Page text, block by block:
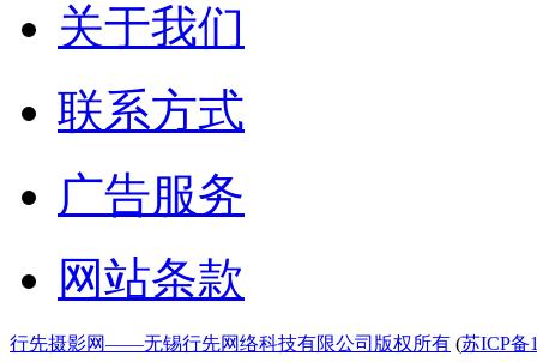
关于我们
联系方式
广告服务
网站条款
行先摄影网——无锡行先网络科技有限公司版权所有 (苏ICP备